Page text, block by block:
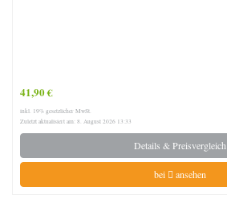
41,90 €
inkl. 19% gesetzlicher MwSt.
Zuletzt aktualisiert am: 8. August 2026 13:33
Details & Preisvergleich
bei ansehen